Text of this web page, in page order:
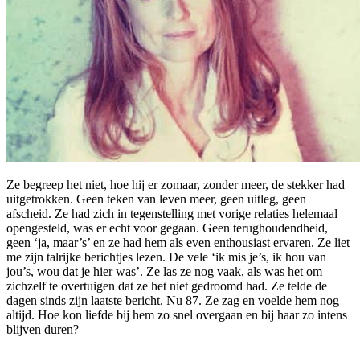
Ze begreep het niet, hoe hij er zomaar, zonder meer, de stekker had
uitgetrokken. Geen teken van leven meer, geen uitleg, geen
afscheid. Ze had zich in tegenstelling met vorige relaties helemaal
opengesteld, was er echt voor gegaan. Geen terughoudendheid,
geen ‘ja, maar’s’ en ze had hem als even enthousiast ervaren. Ze liet
me zijn talrijke berichtjes lezen. De vele ‘ik mis je’s, ik hou van
jou’s, wou dat je hier was’. Ze las ze nog vaak, als was het om
zichzelf te overtuigen dat ze het niet gedroomd had. Ze telde de
dagen sinds zijn laatste bericht. Nu 87. Ze zag en voelde hem nog
altijd. Hoe kon liefde bij hem zo snel overgaan en bij haar zo intens
blijven duren?